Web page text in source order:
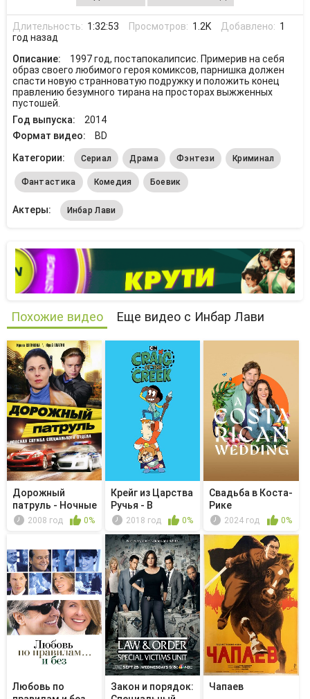
Длительность: 1:32:53 Просмотров: 1.2K Добавлено: 1
год назад
Описание:
1997 год, постапокалипсис. Примерив на себя
образ своего любимого героя комиксов, парнишка должен
спасти новую странноватую подружку и положить конец
правлению безумного тирана на просторах выжженных
пустошей.
Год выпуска:
2014
Формат видео:
BD
Категории:
Сериал Драма Фэнтези Криминал
Фантастика Комедия Боевик
Актеры: Инбар Лави
Похожие видео Еще видео с Инбар Лави
Дорожный
патруль - Ночные
гонщики
2008 год 0%
Крейг из Царства
Ручья - В
темноте
2018 год 0%
Свадьба в Коста-
Рике
2024 год 0%
Любовь по
Закон и порядок:
Чапаев